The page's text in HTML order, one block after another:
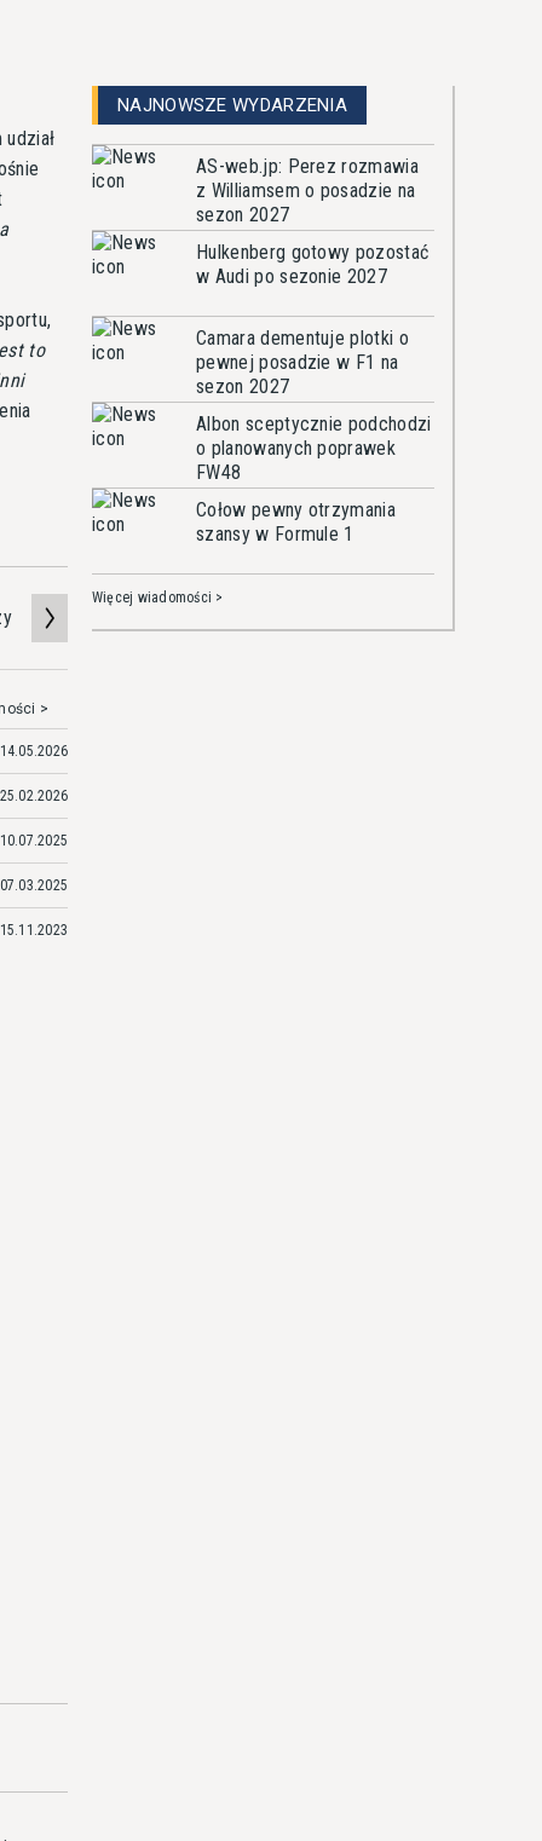
to
>
14.05.2026
25.02.2026
10.07.2025
07.03.2025
15.11.2023
NAJNOWSZE WYDARZENIA
AS-web.jp: Perez rozmawia
z Williamsem o posadzie na
sezon 2027
Hulkenberg gotowy pozostać
w Audi po sezonie 2027
Camara dementuje plotki o
pewnej posadzie w F1 na
sezon 2027
Albon sceptycznie podchodzi
o planowanych poprawek
FW48
Cołow pewny otrzymania
szansy w Formule 1
Więcej wiadomości >